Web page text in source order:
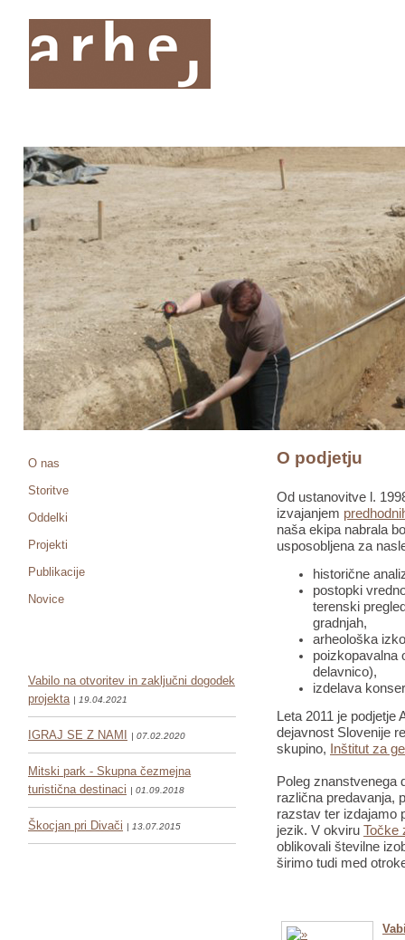
O nas
Storitve
Oddelki
Projekti
Publikacije
Novice
Vabilo na otvoritev in zaključni dogodek
projekta | 19.04.2021
IGRAJ SE Z NAMI | 07.02.2020
Mitski park - Skupna čezmejna
turistična destinaci | 01.09.2018
Škocjan pri Divači | 13.07.2015
O podjetju
Od ustanovitve l.
izvajanjem
naša ekipa nabrala
usposobljena za
historične
postopki
terenski
gradnjah,
arheološka
poizkopavalna
delavnico),
izdelava
Leta 2011 je
dejavnost Slovenije
skupino,
Inštitut za
Poleg znanstvenega
različna predavanja,
razstav ter izdajamo
jezik. V okviru Točke
oblikovali številne
širimo tudi med